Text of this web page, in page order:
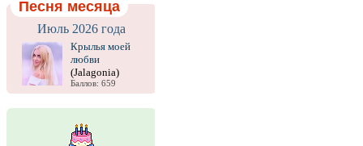
Песня месяца
Июль 2026 года
Крылья моей
любви
(Jalagonia)
Баллов: 659